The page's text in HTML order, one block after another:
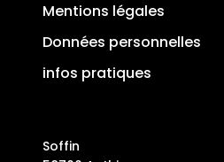
Mentions légales
Données personnelles
infos pratiques
Soffin